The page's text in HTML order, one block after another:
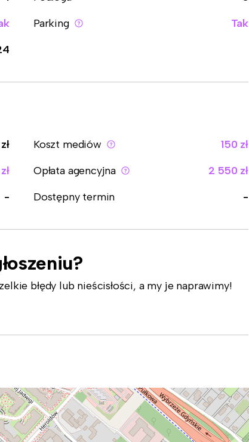
Parking
Tak
Koszt mediów
150 zł
Opłata agencyjna
2 550 zł
- Dostępny termin -
błędy lub nieścisłości, a my je naprawimy!